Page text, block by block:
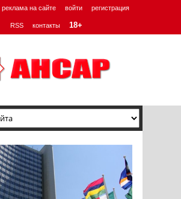
реклама на сайте войти регистрация
RSS контакты 18+